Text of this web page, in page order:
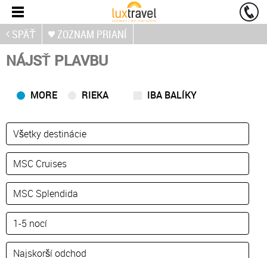
SPÄŤ ZOZNAM PRIANÍ
NÁJSŤ PLAVBU
MORE RIEKA IBA BALÍKY